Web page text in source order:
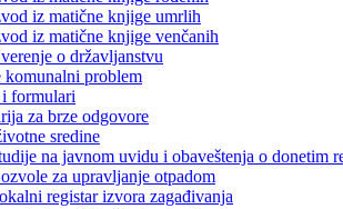
iz matične knjige umrlih
iz matične knjige venčanih
o državljanstvu
komunalni problem
formulari
za brze odgovore
sredine
na javnom uvidu i obaveštenja o donetim
za upravljanje otpadom
registar izvora zagađivanja